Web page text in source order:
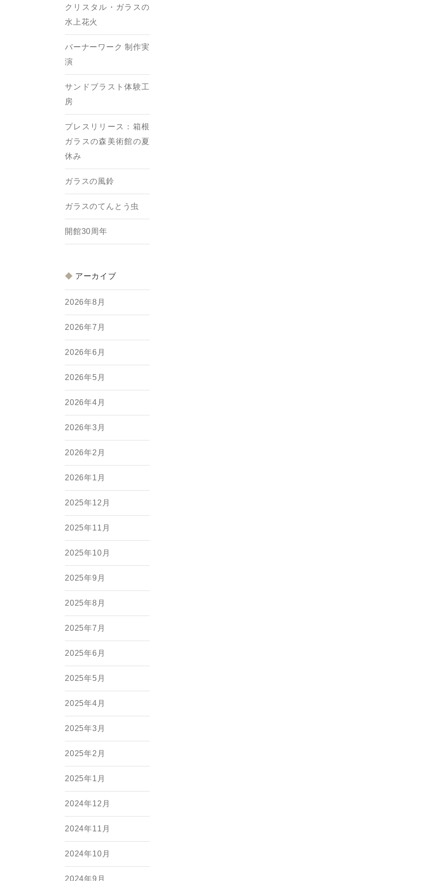
クリスタル・ガラスの
水上花火
バーナーワーク 制作実
演
サンドブラスト体験工
房
プレスリリース：箱根
ガラスの森美術館の夏
休み
ガラスの風鈴
ガラスのてんとう虫
開館30周年
アーカイブ
2026年8月
2026年7月
2026年6月
2026年5月
2026年4月
2026年3月
2026年2月
2026年1月
2025年12月
2025年11月
2025年10月
2025年9月
2025年8月
2025年7月
2025年6月
2025年5月
2025年4月
2025年3月
2025年2月
2025年1月
2024年12月
2024年11月
2024年10月
2024年9月